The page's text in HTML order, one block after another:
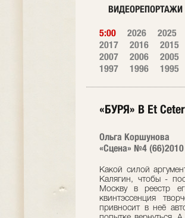
ВИДЕОРЕПОРТАЖИ
5:00 2026 2025
2017
2016 2015
2007
2006 2005
1997
1996 1995
«БУРЯ» В Еt
Ольга Коршунова
«Сцена» №4
Какой силой
Калягин, чтобы -
Москву в реестр
квинтэссенция
привносит в неё